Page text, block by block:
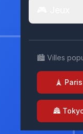
🏙️ Villes
🗼 Paris
🏯